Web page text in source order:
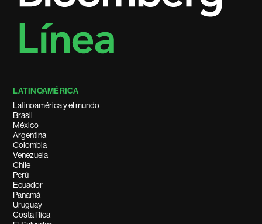
LATINOAMÉRICA
Latinoamérica y el mundo
Brasil
México
Argentina
Colombia
Venezuela
Chile
Perú
Ecuador
Panamá
Uruguay
Costa Rica